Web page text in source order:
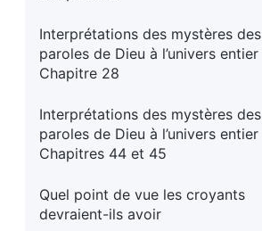
Interprétations des mystères des
paroles de Dieu à l’univers entier
Chapitre 28
Interprétations des mystères des
paroles de Dieu à l’univers entier
Chapitres 44 et 45
Quel point de vue les croyants
devraient-ils avoir